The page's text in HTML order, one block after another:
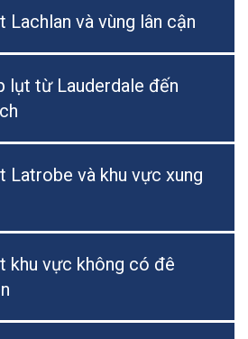
Lachlan và vùng lân cận
lụt từ Lauderdale đến
Latrobe và khu vực xung
khu vực không có đê